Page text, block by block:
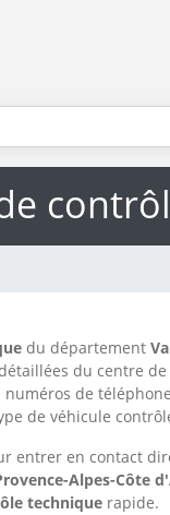
du département
du centre
de
de véhicule
entrer en contact
Alpes-Côte
technique rapide.